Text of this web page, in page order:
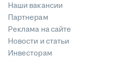
Наши вакансии
Партнерам
Реклама на сайте
Новости и статьи
Инвесторам